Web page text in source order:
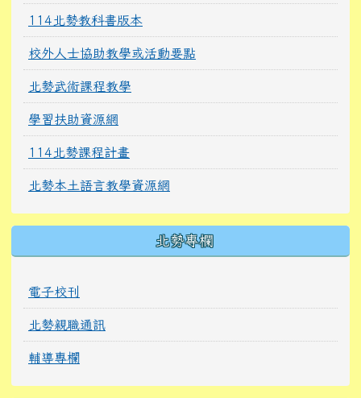
114北勢教科書版本
校外人士協助教學或活動要點
北勢武術課程教學
學習扶助資源網
114北勢課程計畫
北勢本土語言教學資源網
北勢專欄
電子校刊
北勢親職通訊
輔導專欄